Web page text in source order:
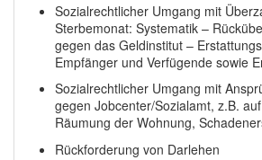
Sozialrechtlicher Umgang mit
Sterbemonat: Systematik –
gegen das Geldinstitut –
Empfänger und Verfügende sowie
Sozialrechtlicher Umgang mit
gegen Jobcenter/Sozialamt, z.B.
Räumung der Wohnung,
Rückforderung von Darlehen